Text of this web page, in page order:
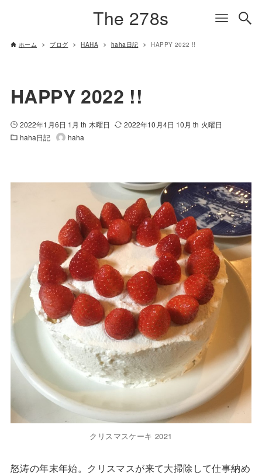
The 278s
ホーム ブログ HAHA haha日記 HAPPY 2022 !!
HAPPY 2022 !!
2022年1月6日 1月 th 木曜日
2022年10月4日 10月 th 火曜日
haha日記
haha
クリスマスケーキ 2021
怒涛の年末年始。クリスマスが来て大掃除して仕事納め